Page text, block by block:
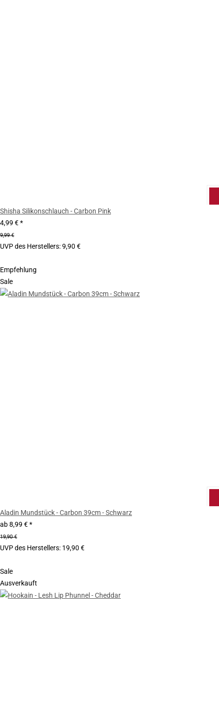
Shisha Silikonschlauch - Carbon Pink
4,99 €*
9,99 €
UVP des Herstellers:9,90 €
Empfehlung
Sale
Aladin Mundstück - Carbon 39cm - Schwarz
ab8,99 €*
19,90 €
UVP des Herstellers: 19,90 €
Sale
Ausverkauft